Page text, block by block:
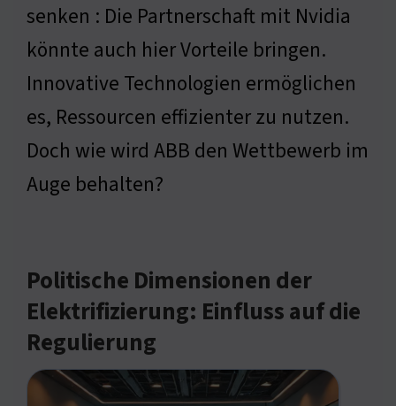
senken : Die Partnerschaft mit Nvidia
könnte auch hier Vorteile bringen.
Innovative Technologien ermöglichen
es, Ressourcen effizienter zu nutzen.
Doch wie wird ABB den Wettbewerb im
Auge behalten?
Politische Dimensionen der
Elektrifizierung: Einfluss auf die
Regulierung